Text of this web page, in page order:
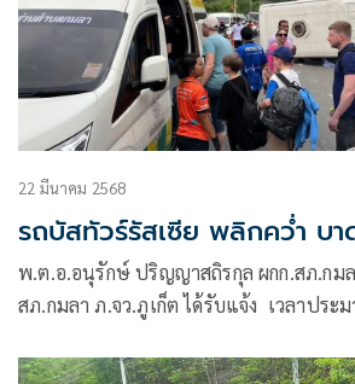
22 มีนาคม 2568
รถบัสทัวร์รัสเซีย พลิกคว่ำ บา
พ.ต.อ.อนุรักษ์ ปริญญาสถิรกุล ผกก.สภ.กมล
สภ.กมลา ภ.จว.ภูเก็ต ได้รับแจ้ง เวลาประ
ตอง ตำบลกมลา อำเภอ กะทู้ จังหวัดภูเก็ต